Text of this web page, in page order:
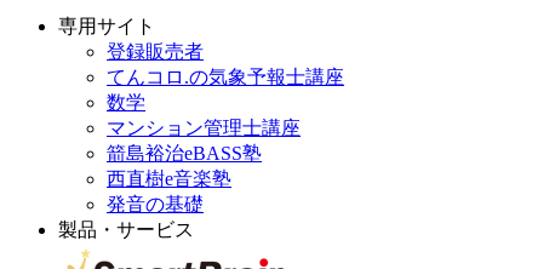
専用サイト
登録販売者
てんコロ.の気象予報士講座
数学
マンション管理士講座
箭島裕治eBASS塾
西直樹e音楽塾
発音の基礎
製品・サービス